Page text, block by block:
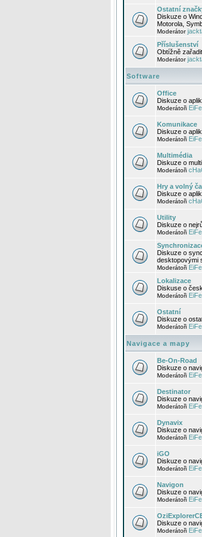
Ostatní
Diskuze o
Motorola,
Moderátor
Příslušenství
Obtížně
Moderátor
Software
Office
Diskuze o
Moderátoři
Komunikace
Diskuze o
Moderátoři
Multimédia
Diskuze o
Moderátoři
Hry a volný
Diskuze o
Moderátoři
Utility
Diskuze o
Moderátoři
Diskuze o
desktopovými
Moderátoři
Lokalizace
Diskuse o
Moderátoři
Ostatní
Diskuze o
Moderátoři
Navigace a mapy
Be-On-Road
Diskuze o
Moderátoři
Destinator
Diskuze o
Moderátoři
Dynavix
Diskuze o
Moderátoři
iGO
Diskuze o
Moderátoři
Navigon
Diskuze o
Moderátoři
Diskuze o
Moderátoři